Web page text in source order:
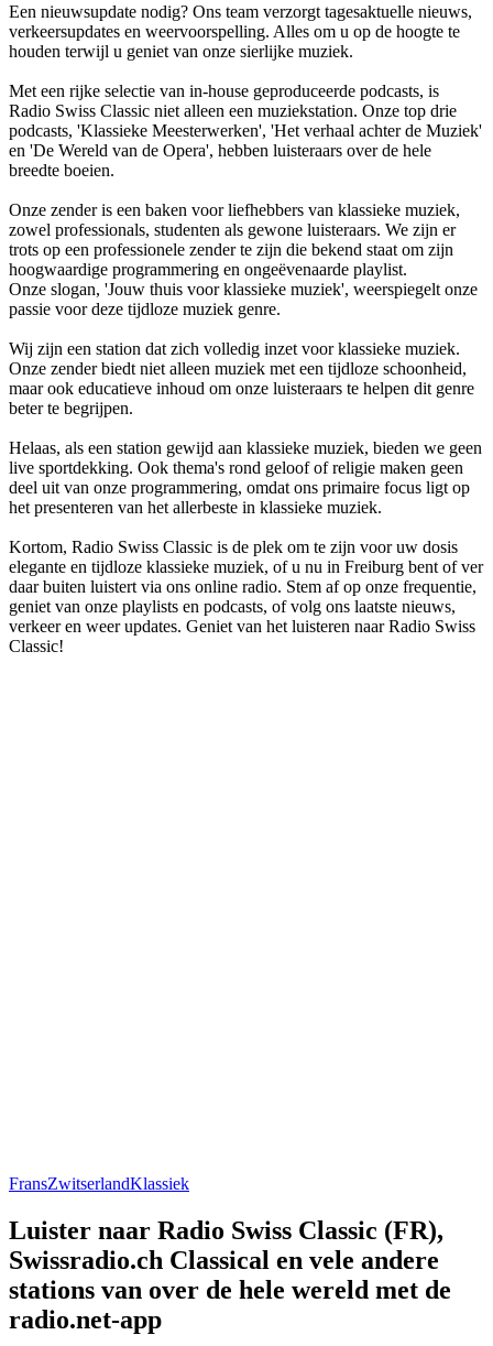
Een nieuwsupdate nodig? Ons team verzorgt tagesaktuelle nieuws,
verkeersupdates en weervoorspelling. Alles om u op de hoogte te
houden terwijl u geniet van onze sierlijke muziek.
Met een rijke selectie van in-house geproduceerde podcasts, is
Radio Swiss Classic niet alleen een muziekstation. Onze top drie
podcasts, 'Klassieke Meesterwerken', 'Het verhaal achter de Muziek'
en 'De Wereld van de Opera', hebben luisteraars over de hele
breedte boeien.
Onze zender is een baken voor liefhebbers van klassieke muziek,
zowel professionals, studenten als gewone luisteraars. We zijn er
trots op een professionele zender te zijn die bekend staat om zijn
hoogwaardige programmering en ongeëvenaarde playlist.
Onze slogan, 'Jouw thuis voor klassieke muziek', weerspiegelt onze
passie voor deze tijdloze muziek genre.
Wij zijn een station dat zich volledig inzet voor klassieke muziek.
Onze zender biedt niet alleen muziek met een tijdloze schoonheid,
maar ook educatieve inhoud om onze luisteraars te helpen dit genre
beter te begrijpen.
Helaas, als een station gewijd aan klassieke muziek, bieden we geen
live sportdekking. Ook thema's rond geloof of religie maken geen
deel uit van onze programmering, omdat ons primaire focus ligt op
het presenteren van het allerbeste in klassieke muziek.
Kortom, Radio Swiss Classic is de plek om te zijn voor uw dosis
elegante en tijdloze klassieke muziek, of u nu in Freiburg bent of ver
daar buiten luistert via ons online radio. Stem af op onze frequentie,
geniet van onze playlists en podcasts, of volg ons laatste nieuws,
verkeer en weer updates. Geniet van het luisteren naar Radio Swiss
Classic!
FransZwitserlandKlassiek
Luister naar Radio Swiss Classic (FR),
Swissradio.ch Classical en vele andere
stations van over de hele wereld met de
radio.net-app